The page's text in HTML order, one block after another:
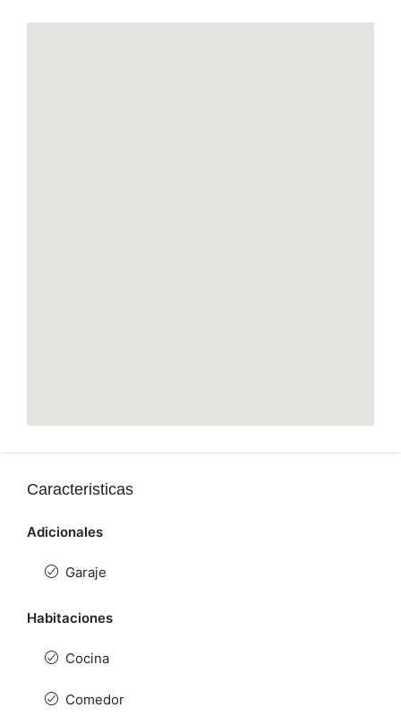
Caracteristicas
Adicionales
Garaje
Habitaciones
Cocina
Comedor